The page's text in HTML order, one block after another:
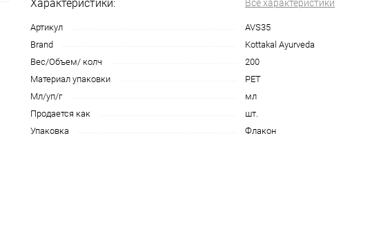
Характеристики: Все характеристики
Артикул
AVS35
Brand
Kottakal Ayurveda
Вес/Объем/ колч
200
Материал упаковки
PET
Мл/уп/г
мл
Продается как
шт.
Упаковка
Флакон